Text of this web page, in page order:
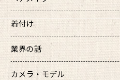
着付け
業界の話
カメラ・モデル